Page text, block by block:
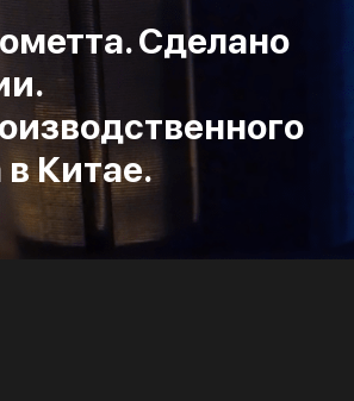
Сделано
Китае.